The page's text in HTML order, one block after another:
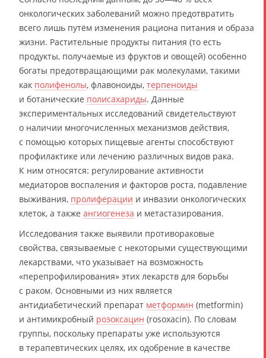
онкологических заболеваний можно предотвратить
всего лишь путём изменения рациона питания и образа
жизни. Растительные продукты питания (то есть
продукты, получаемые из фруктов и овощей) особенно
богаты предотвращающими рак молекулами, такими
как полифенолы, флавоноиды, терпеноиды
и ботанические полисахариды. Данные
экспериментальных исследований свидетельствуют
о наличии многочисленных механизмов действия,
с помощью которых пищевые агенты способствуют
профилактике или лечению различных видов рака.
К ним относятся: регулирование активности
медиаторов воспаления и факторов роста, подавление
выживания, пролиферации и инвазии онкологических
клеток, а также ангиогенеза и метастазирования.
Исследования также выявили противораковые
свойства, связываемые с некоторыми существующими
лекарствами, что указывает на возможность
«перепрофилирования» этих лекарств для борьбы
с раком. Основными из них является
антидиабетический препарат метформин (metformin)
и антимикробный розоксацин (rosoxacin). По словам
группы, поскольку препараты уже используются
в терапевтических целях, их одобрение в качестве